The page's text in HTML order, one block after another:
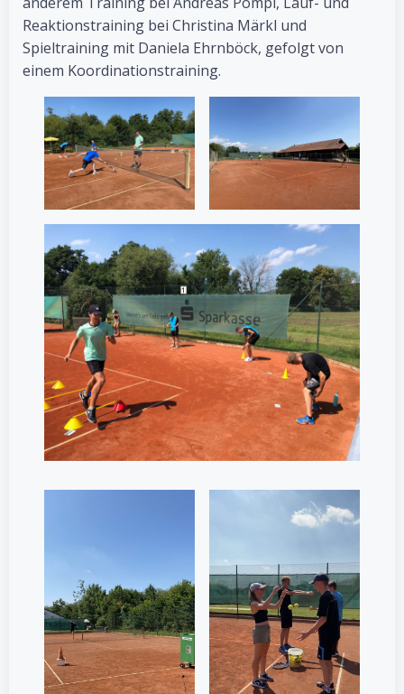
Reaktionstraining bei Christina Märkl und
Spieltraining mit Daniela Ehrnböck, gefolgt von
einem Koordinationstraining.